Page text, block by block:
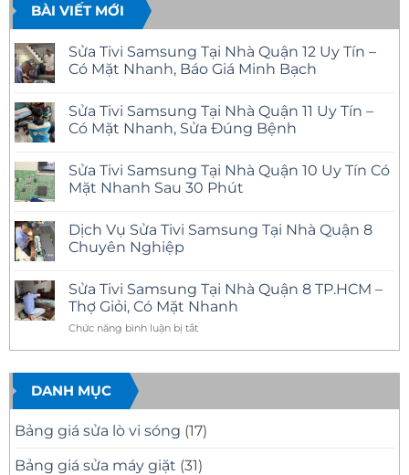
BÀI VIẾT MỚI
Sửa Tivi Samsung Tại Nhà Quận 12 Uy Tín –
Có Mặt Nhanh, Báo Giá Minh Bạch
bình
luận
ở
Samsung
Tại
Nhà
Uy
Tín
–
Nhanh,
Báo
Giá
Minh
Sửa Tivi Samsung Tại Nhà Quận 11 Uy Tín –
Có Mặt Nhanh, Sửa Đúng Bệnh
bình
luận
ở
Samsung
Tại
Nhà
Uy
Tín
Có
Nhanh,
Đúng
Bệnh
Sửa Tivi Samsung Tại Nhà Quận 10 Uy Tín Có
Mặt Nhanh Sau 30 Phút
bình
luận
ở
Samsung
Tại
Nhà
Quận
Uy
Có
Mặt
Nhanh
Sau
Phút
Dịch Vụ Sửa Tivi Samsung Tại Nhà Quận 8
Chuyên Nghiệp
bình
luận
ở
Dịch
Sửa
Samsung
Tại
Nhà
Quận
Chuyên
Sửa Tivi Samsung Tại Nhà Quận 8 TP.HCM –
Thợ Giỏi, Có Mặt Nhanh
Chức năng bình luận bị tắtở
Samsung
8
–
DANH MỤC
Bảng giá sửa lò vi sóng (17)
Bảng giá sửa máy giặt (31)